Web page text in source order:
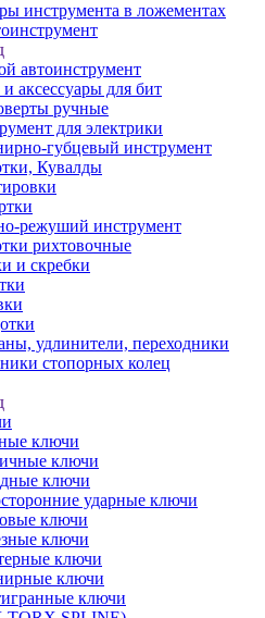
инструмента в ложементах
автоинструмент
аксессуары для бит
ручные
для электрики
губцевый инструмент
Кувалды
режуший инструмент
рихтовочные
и скребки
удлинители, переходники
стопорных колец
ключи
ключи
ключи
ударные ключи
ключи
ключи
ключи
ключи
ключи